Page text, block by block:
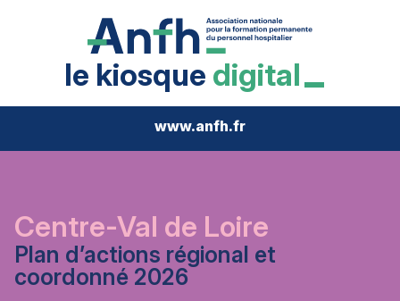
le kiosque digital
www.anfh.fr
Centre-Val de Loire
Plan d’actions régional et
coordonné 2026